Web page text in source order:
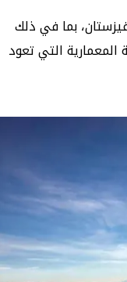
بما في ذلك
المعمارية التي تعود